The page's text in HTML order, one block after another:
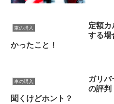
車の購入
定額カ
する場
かったこと！
車の購入
ガリバ
の評判
聞くけどホント？